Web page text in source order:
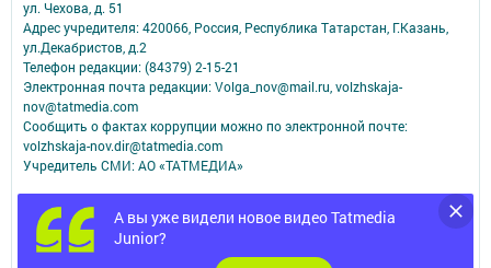
А вы уже видели новое видео Tatmedia
Junior?
ул. Чехова, д. 51
Адрес учредителя: 420066, Россия, Республика Татарстан, Г.Казань,
ул.Декабристов, д.2
Телефон редакции: (84379) 2-15-21
Электронная почта редакции: Volga_nov@mail.ru, volzhskaja-
nov@tatmedia.com
Сообщить о фактах коррупции можно по электронной почте:
volzhskaja-nov.dir@tatmedia.com
Учредитель СМИ: АО «ТАТМЕДИА»
Антикоррупционная политика
АО «ТАТМЕДИА» использует «cookie»для персонализации сервисов и
удобства пользователей сайтом.
Использование «cookie» можно отменить в настройках браузера.